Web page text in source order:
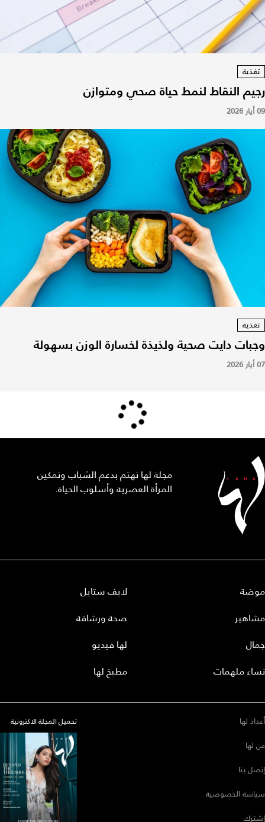
تغذية
رجيم النقاط لنمط حياة صحي ومتوازن
09 أيار 2026
تغذية
وجبات دايت صحية ولذيذة لخسارة الوزن بسهولة
07 أيار 2026
مجلة لها تهتم بدعم الشباب وتمكين
المرأة العصرية وأسلوب الحياة.
موضة
مشاهير
جمال
نساء ملهمات
لايف ستايل
صحة ورشاقة
لها فيديو
مطبخ لها
أعداد لها
عن لها
إتصل بنا
سياسة الخصوصية
إشترك
تحميل المجلة الاكترونية